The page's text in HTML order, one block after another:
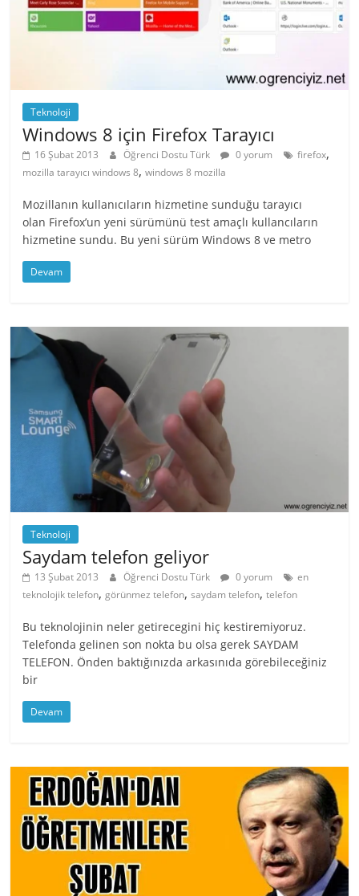
Teknoloji
Windows 8 için Firefox Tarayıcı
16 Şubat 2013 Öğrenci Dostu Türk 0 yorum firefox,
mozilla tarayıcı windows 8,windows 8 mozilla
Mozillanın kullanıcıların hizmetine sunduğu tarayıcı
olan Firefox’un yeni sürümünü test amaçlı kullancıların
hizmetine sundu. Bu yeni sürüm Windows 8 ve metro
Devam
Teknoloji
Saydam telefon geliyor
13 Şubat 2013 Öğrenci Dostu Türk 0 yorum
en
teknolojik telefon, görünmez telefon,saydam telefon,telefon
Bu teknolojinin neler getirecegini hiç kestiremiyoruz.
Telefonda gelinen son nokta bu olsa gerek SAYDAM
TELEFON. Önden baktığınızda arkasınıda görebileceğiniz
bir
Devam